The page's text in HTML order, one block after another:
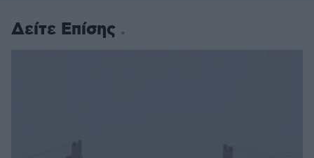
Δείτε Επίσης